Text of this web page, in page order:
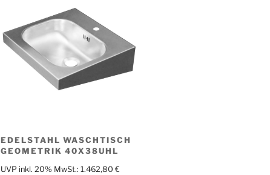
EDELSTAHL WASCHTISCH
GEOMETRIK 40X38UHL
UVP inkl. 20% MwSt.: 1.462,80 €